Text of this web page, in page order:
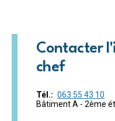
Contacter
chef
Tél.
063 55 43 10
Bâtiment A - 2ème